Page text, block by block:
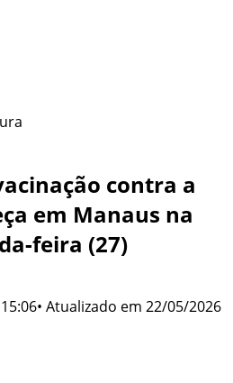
contra a
em Manaus na
feira (27)
• Atualizado em 22/05/2026